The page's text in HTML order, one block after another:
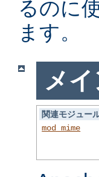
るのに
ます。
メ
関連モジュー
mod_mime